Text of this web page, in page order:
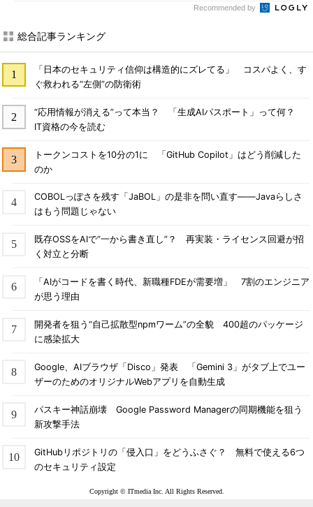
Recommended by
総合記事ランキング
「日本のセキュリティ信仰は構造的にズレてる」 コスパよく、す
ぐ救われる“左側”の防衛術
“応用情報が消える”って本当？ 「生成AIパスポート」って何？
IT資格の今を読む
トークンコストを10分の1に 「GitHub Copilot」はどう削減した
のか
COBOLっぽさを残す「JaBOL」の是非を問い直す――Javaらしさ
はもう問題じゃない
既存OSSをAIで“一から書き直し”？ 再実装・ライセンス回避が招
く対立と分断
「AIがコードを書く時代、新職種FDEが需要増」 7割のエンジニア
が思う理由
開発者を狙う“自己拡散型npmワーム”の全貌 400超のパッケージ
に感染拡大
Google、AIブラウザ「Disco」発表 「Gemini 3」がタブ上でユー
ザーのためのオリジナルWebアプリを自動生成
パスキー神話崩壊 Google Password Managerの同期機能を狙う
新攻撃手法
GitHubリポジトリの「侵入口」をどうふさぐ？ 無料で使える6つ
のセキュリティ設定
Copyright © ITmedia Inc. All Rights Reserved.